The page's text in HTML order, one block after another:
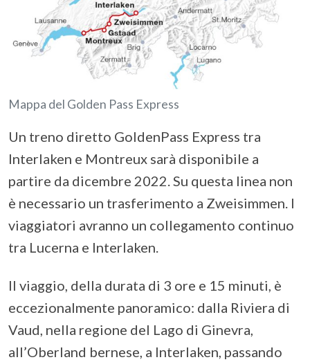
Mappa del Golden Pass Express
Un treno diretto GoldenPass Express tra
Interlaken e Montreux sarà disponibile a
partire da dicembre 2022. Su questa linea non
è necessario un trasferimento a Zweisimmen. I
viaggiatori avranno un collegamento continuo
tra Lucerna e Interlaken.
Il viaggio, della durata di 3 ore e 15 minuti, è
eccezionalmente panoramico: dalla Riviera di
Vaud, nella regione del Lago di Ginevra,
all’Oberland bernese, a Interlaken, passando